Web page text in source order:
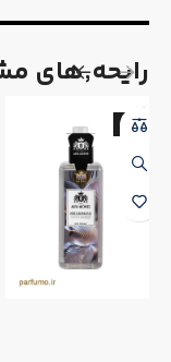
رایحه٬های مشابه
-6%